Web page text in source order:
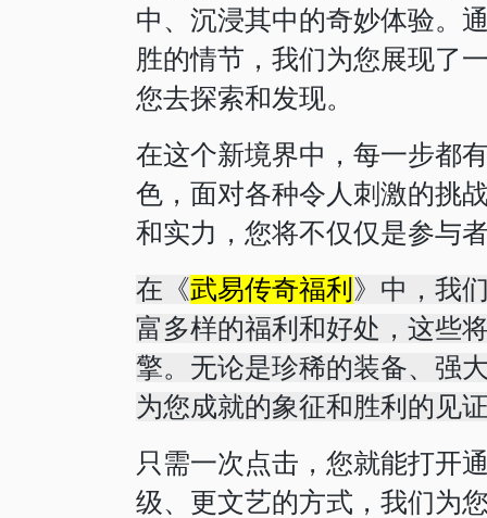
中、沉浸其中的奇妙体验。
胜的情节，我们为您展现了
您去探索和发现。
在这个新境界中，每一步都
色，面对各种令人刺激的挑
和实力，您将不仅仅是参与
在《武易传奇福利 》中，我
富多样的福利和好处，这些
擎。无论是珍稀的装备、强
为您成就的象征和胜利的见
只需一次点击，您就能打开
级、更文艺的方式，我们为